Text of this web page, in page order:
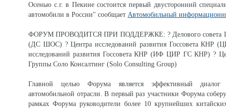
Осенью с.г. в Пекине состоится первый двусторонний
автомобили в России" сообщает Автомобильный
ФОРУМ ПРОВОДИТСЯ ПРИ ПОДДЕРЖКЕ: ? Делового совета
(ДС ШОС) ? Центра исследований развития Госсовета КНР
исследований развития Госсовета КНР (ИФ ЦИР ГС КНР) ?
Группы Соло Консалтинг (Solo Consulting Group)
Главной целью Форума является эффективный диалог
автомобильной отрасли. В первый раз участники Форума
рамках Форума руководители более 10 крупнейших